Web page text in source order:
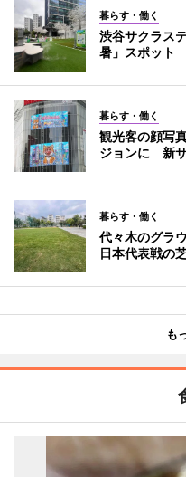
暮らす・働く
渋谷サクラス
暑」スポット
暮らす・働く
観光客の顔写
ジョンに 新
暮らす・働く
代々木のグラ
日本代表戦の
も